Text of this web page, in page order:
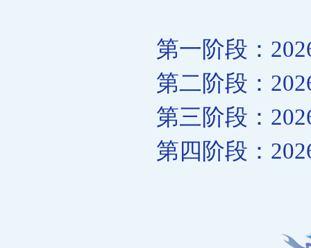
第一阶段：
第二阶段：
第三阶段：
第四阶段：